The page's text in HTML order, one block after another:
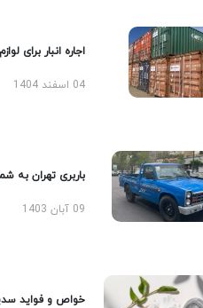
اجاره انبار برای
04 اسفند 1404
باربری تهران به
09 آبان 1403
خواص و فواید